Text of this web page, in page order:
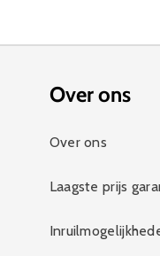
Over ons
Over ons
Laagste prijs